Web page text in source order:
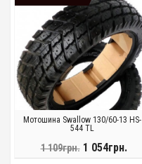
Мотошина Swallow 130/60-13 HS-
544 TL
1 109грн. 1 054грн.